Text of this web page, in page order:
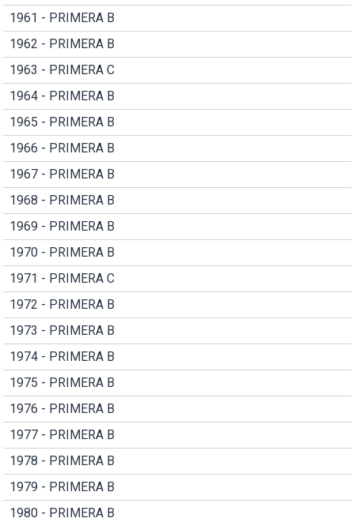
1961 - PRIMERA B
1962 - PRIMERA B
1963 - PRIMERA C
1964 - PRIMERA B
1965 - PRIMERA B
1966 - PRIMERA B
1967 - PRIMERA B
1968 - PRIMERA B
1969 - PRIMERA B
1970 - PRIMERA B
1971 - PRIMERA C
1972 - PRIMERA B
1973 - PRIMERA B
1974 - PRIMERA B
1975 - PRIMERA B
1976 - PRIMERA B
1977 - PRIMERA B
1978 - PRIMERA B
1979 - PRIMERA B
1980 - PRIMERA B